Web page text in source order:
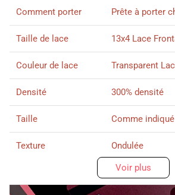
Comment porter Prête à porter
Taille de lace 13x4 Lace
Couleur de lace Transparent
Densité 300% densité
Taille Comme
Texture Ondulée
Si vous
en France,
Voir plus